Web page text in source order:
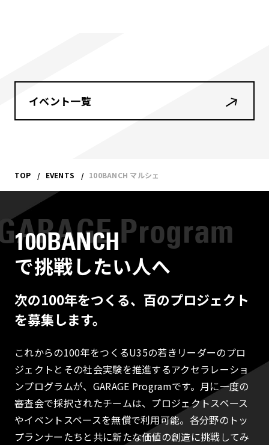
イベント一覧
TOP EVENTS 100BANCH マルシェ
100BANCH
で挑戦したい人へ
次の100年をつくる、百のプロジェクト
を募集します。
これからの100年をつくるU35の若きリーダーのプロ
ジェクトとその社会実験を推進するアクセラレーショ
ンプログラムが、GARAGE Programです。月に一度の
審査会で採択されたチームは、プロジェクトスペース
やイベントスペースを無償で利用可能。各分野のトッ
プランナーたちと共に新たな価値の創造に挑戦してみ